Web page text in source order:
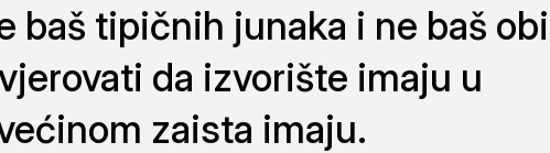
baš tipičnih junaka i ne baš
da izvorište imaju u
zaista imaju.